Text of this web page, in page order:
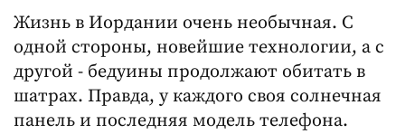
Жизнь в Иордании очень необычная. С
одной стороны, новейшие технологии, а с
другой - бедуины продолжают обитать в
шатрах. Правда, у каждого своя солнечная
панель и последняя модель телефона.